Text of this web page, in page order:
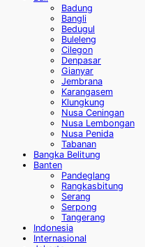
Badung
Bangli
Bedugul
Buleleng
Cilegon
Denpasar
Gianyar
Jembrana
Karangasem
Klungkung
Nusa Ceningan
Nusa Lembongan
Nusa Penida
Tabanan
Bangka Belitung
Banten
Pandeglang
Rangkasbitung
Serang
Serpong
Tangerang
Indonesia
Internasional